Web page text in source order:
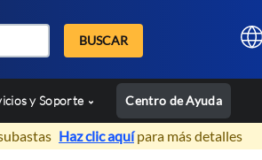
BUSCAR
y Soporte Centro de Ayuda
Haz clic aquípara más detalles